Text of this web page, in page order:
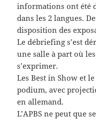
informations ont été
dans les 2 langues.
disposition des
Le débriefing s’est
une salle à part où
s’exprimer.
Les Best in Show et
podium, avec
en allemand.
L’APBS ne peut que